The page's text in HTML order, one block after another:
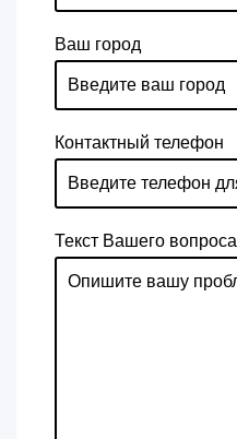
Ваш город
Контактный телефон
Текст Вашего вопроса